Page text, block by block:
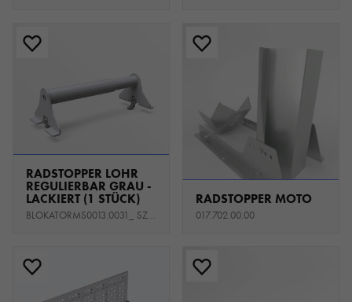
RADSTOPPER LOHR
REGULIERBAR GRAU -
LACKIERT (1 STÜCK)
BLOKATORMS0013.0031_ SZVDI2700
RADSTOPPER MOTO
017.702.00.00